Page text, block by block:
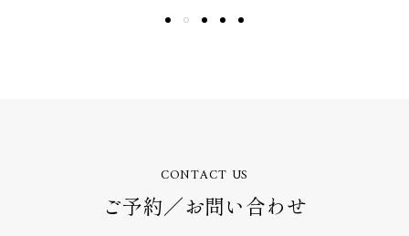
CONTACT US
ご予約／お問い合わせ